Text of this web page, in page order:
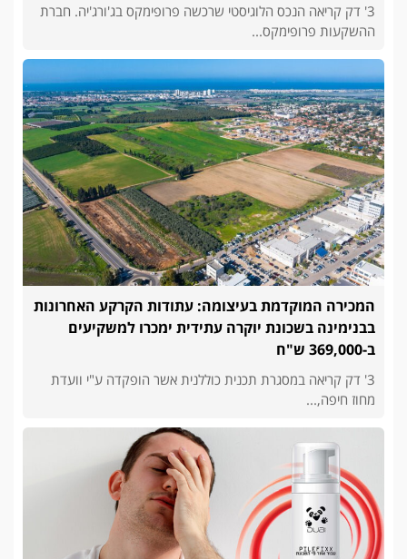
3' דק קריאה הנכס הלוגיסטי שרכשה פרופימקס בג'ורג'יה. חברת
ההשקעות פרופימקס...
המכירה המוקדמת בעיצומה: עתודות הקרקע האחרונות
בבנימינה בשכונת יוקרה עתידית ימכרו למשקיעים
ב-369,000 ש"ח
3' דק קריאה במסגרת תכנית כוללנית אשר הופקדה ע"י וועדת
מחוז חיפה,...